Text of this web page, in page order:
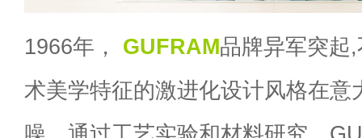
1966年， GUFRAM品牌异军突起
术美学特征的激进化设计风格在意